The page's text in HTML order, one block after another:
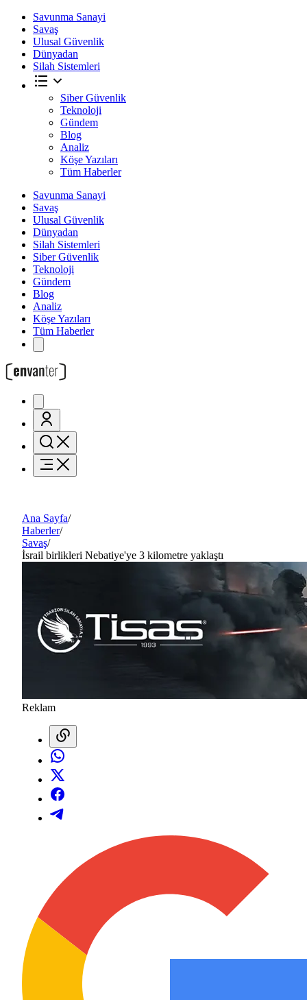
Savunma Sanayi
Savaş
Ulusal Güvenlik
Dünyadan
Silah Sistemleri
Siber Güvenlik
Teknoloji
Gündem
Blog
Analiz
Köşe Yazıları
Tüm Haberler
Savunma Sanayi
Savaş
Ulusal Güvenlik
Dünyadan
Silah Sistemleri
Siber Güvenlik
Teknoloji
Gündem
Blog
Analiz
Köşe Yazıları
Tüm Haberler
Ana Sayfa/
Haberler/
Savaş/
İsrail birlikleri Nebatiye'ye 3 kilometre yaklaştı
Reklam